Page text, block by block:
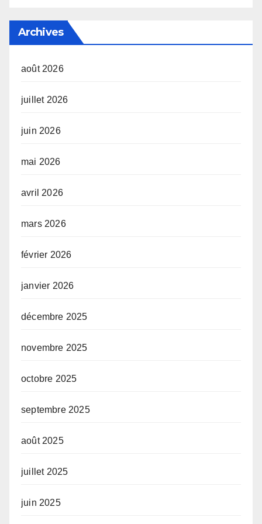
Archives
août 2026
juillet 2026
juin 2026
mai 2026
avril 2026
mars 2026
février 2026
janvier 2026
décembre 2025
novembre 2025
octobre 2025
septembre 2025
août 2025
juillet 2025
juin 2025